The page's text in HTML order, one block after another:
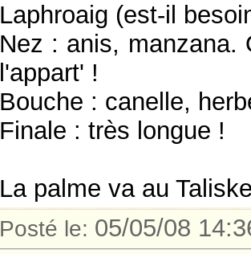
Laphroaig (est-il
Nez : anis, manzana.
l'appart' !
Bouche : canelle,
Finale : très longue !
La palme va au
Posté le: 05/05/08